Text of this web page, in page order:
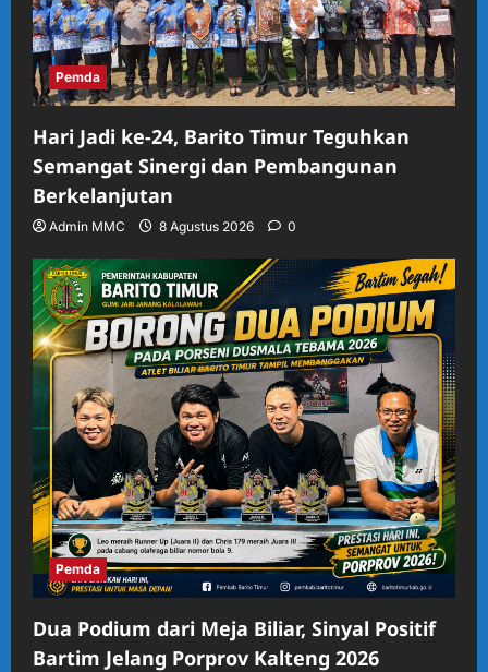
Pemda
Hari Jadi ke-24, Barito Timur Teguhkan
Semangat Sinergi dan Pembangunan
Berkelanjutan
Admin MMC 8 Agustus 2026 0
Pemda
Dua Podium dari Meja Biliar, Sinyal Positif
Bartim Jelang Porprov Kalteng 2026